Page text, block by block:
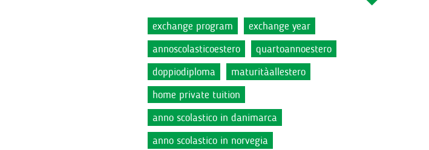
exchange program
exchange year
annoscolasticoestero
quartoannoestero
doppiodiploma
maturitàallestero
home private tuition
anno scolastico in danimarca
anno scolastico in norvegia